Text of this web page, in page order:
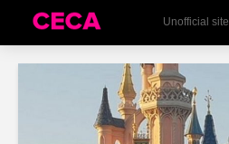
Unofficial site